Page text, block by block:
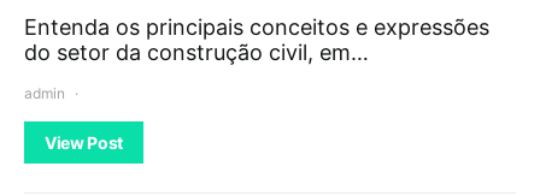
Entenda os principais conceitos e expressões
do setor da construção civil, em…
admin
View Post